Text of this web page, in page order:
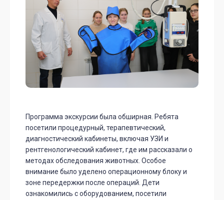
Программа экскурсии была обширная. Ребята
посетили процедурный, терапевтический,
диагностический кабинеты, включая УЗИ и
рентгенологический кабинет, где им рассказали о
методах обследования животных. Особое
внимание было уделено операционному блоку и
зоне передержки после операций. Дети
ознакомились с оборудованием, посетили